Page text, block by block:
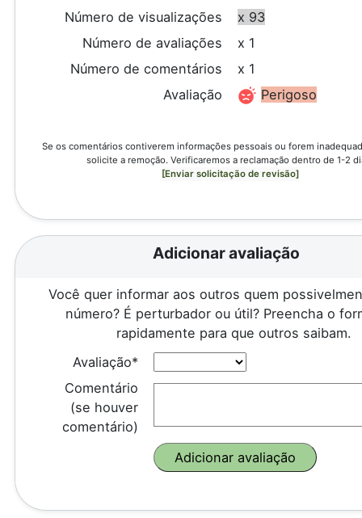
Número de visualizações
x 93
Número de avaliações
x 1
Número de comentários
x 1
Avaliação
Perigoso
Se os comentários contiverem informações pessoais ou forem
solicite a remoção. Verificaremos a reclamação dentro de 1-2
[Enviar solicitação de revisão]
Adicionar avaliação
Você quer informar aos outros quem
número? É perturbador ou útil? Preencha o
rapidamente para que outros saibam.
Avaliação*
Comentário
(se houver
comentário)